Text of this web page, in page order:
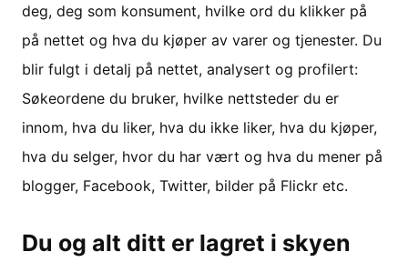
deg, deg som konsument, hvilke ord du klikker på
på nettet og hva du kjøper av varer og tjenester. Du
blir fulgt i detalj på nettet, analysert og profilert:
Søkeordene du bruker, hvilke nettsteder du er
innom, hva du liker, hva du ikke liker, hva du kjøper,
hva du selger, hvor du har vært og hva du mener på
blogger, Facebook, Twitter, bilder på Flickr etc.
Du og alt ditt er lagret i skyen